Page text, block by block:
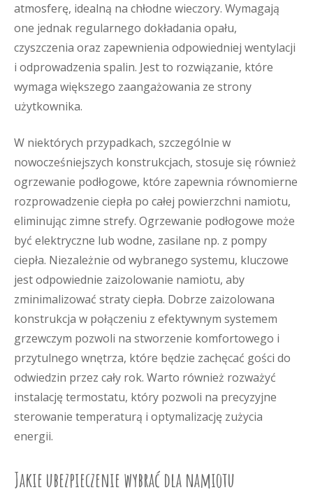
atmosferę, idealną na chłodne wieczory. Wymagają
one jednak regularnego dokładania opału,
czyszczenia oraz zapewnienia odpowiedniej wentylacji
i odprowadzenia spalin. Jest to rozwiązanie, które
wymaga większego zaangażowania ze strony
użytkownika.
W niektórych przypadkach, szczególnie w
nowocześniejszych konstrukcjach, stosuje się również
ogrzewanie podłogowe, które zapewnia równomierne
rozprowadzenie ciepła po całej powierzchni namiotu,
eliminując zimne strefy. Ogrzewanie podłogowe może
być elektryczne lub wodne, zasilane np. z pompy
ciepła. Niezależnie od wybranego systemu, kluczowe
jest odpowiednie zaizolowanie namiotu, aby
zminimalizować straty ciepła. Dobrze zaizolowana
konstrukcja w połączeniu z efektywnym systemem
grzewczym pozwoli na stworzenie komfortowego i
przytulnego wnętrza, które będzie zachęcać gości do
odwiedzin przez cały rok. Warto również rozważyć
instalację termostatu, który pozwoli na precyzyjne
sterowanie temperaturą i optymalizację zużycia
energii.
Jakie ubezpieczenie wybrać dla namiotu